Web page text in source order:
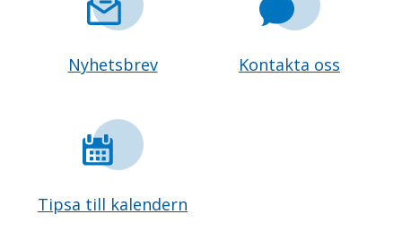
Nyhetsbrev Kontakta oss
Tipsa till kalendern